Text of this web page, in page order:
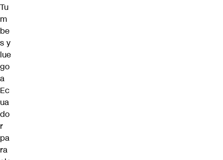
Tu
m
be
s y
lue
go
a
Ec
ua
do
r
pa
ra